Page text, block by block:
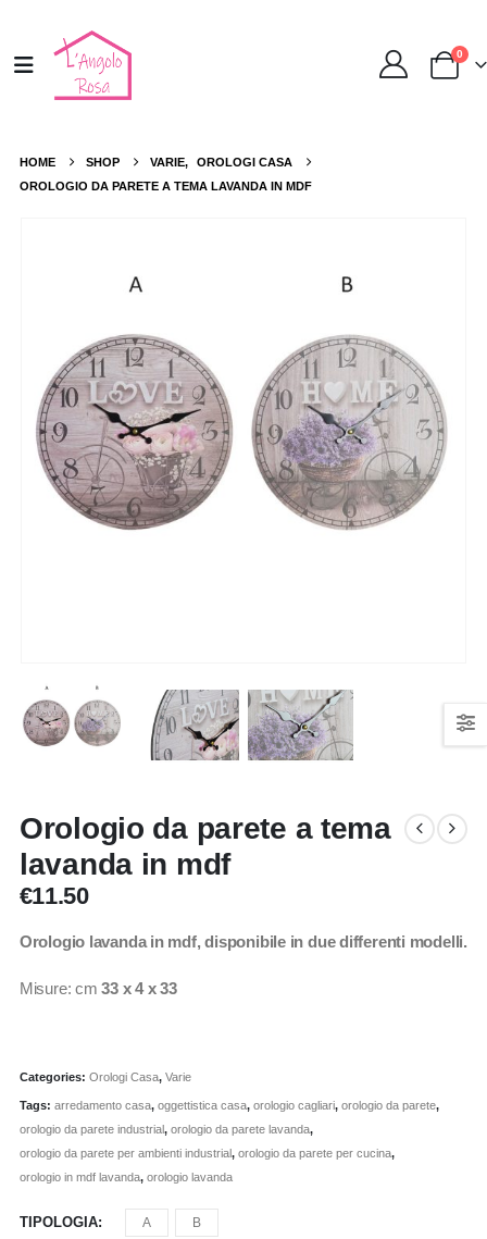
0
HOME SHOP VARIE,
OROLOGI CASA
OROLOGIO DA PARETE A TEMA LAVANDA IN MDF
Orologio da parete a tema
lavanda in mdf
€11.50
Orologio lavanda in mdf, disponibile in due differenti modelli.
Misure: cm33 x 4 x 33
Categories: Orologi Casa, Varie
Tags: arredamento casa, oggettistica casa, orologio cagliari, orologio da parete,
orologio da parete industrial, orologio da parete lavanda,
orologio da parete per ambienti industrial, orologio da parete per cucina,
orologio in mdf lavanda, orologio lavanda
TIPOLOGIA A B